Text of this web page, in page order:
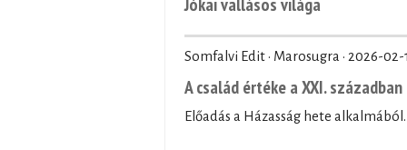
Somfalvi Edit · Marosugra · 2026-02-
A család értéke a XXI. században
Előadás a Házasság hete alkalmából.